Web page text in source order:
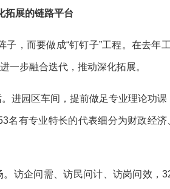
拓展的链路平台
子，而要做成“钉钉子”工程。在去年
一步融合迭代，推动深化拓展。
。进园区车间，提前做足专业理论功
名有专业特长的代表细分为财政经
。访企问需、访民问计、访岗问效